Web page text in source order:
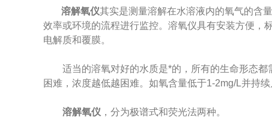
溶解氧仪其实是测量溶解在水溶液内的氧气的含
效率或环境的流程进行监控。溶氧仪具有安装方便，
电解质和覆膜。
适当的溶氧对好的水质是*的，所有的生命形态都
困难，浓度越低越困难。如氧含量低于1-2mg/L并持
溶解氧仪 ，分为极谱式和荧光法两种。